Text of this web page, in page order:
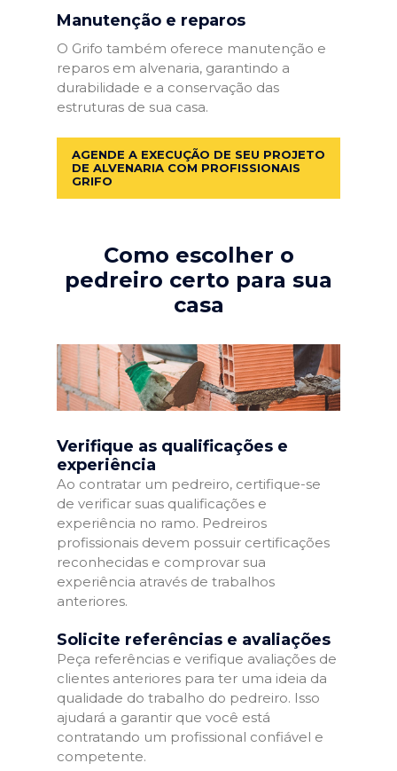
Manutenção e reparos
O Grifo também oferece manutenção e
reparos em alvenaria, garantindo a
durabilidade e a conservação das
estruturas de sua casa.
AGENDE A EXECUÇÃO DE SEU PROJETO
DE ALVENARIA COM PROFISSIONAIS
GRIFO
Como escolher o
pedreiro certo para sua
casa
Verifique as qualificações e
experiência
Ao contratar um pedreiro, certifique-se
de verificar suas qualificações e
experiência no ramo. Pedreiros
profissionais devem possuir certificações
reconhecidas e comprovar sua
experiência através de trabalhos
anteriores.
Solicite referências e avaliações
Peça referências e verifique avaliações de
clientes anteriores para ter uma ideia da
qualidade do trabalho do pedreiro. Isso
ajudará a garantir que você está
contratando um profissional confiável e
competente.